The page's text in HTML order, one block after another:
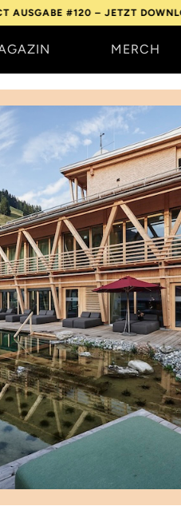
#120 – JETZT DOWNLOADEN +++
MERCH